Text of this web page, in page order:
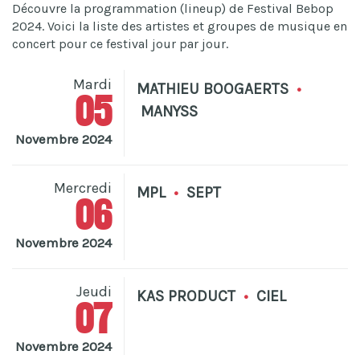
Découvre la programmation (lineup) de Festival Bebop
2024. Voici la liste des artistes et groupes de musique en
concert pour ce festival jour par jour.
Mardi
05
Novembre 2024
MATHIEU BOOGAERTS •
MANYSS
Mercredi
06
Novembre 2024
MPL • SEPT
Jeudi
07
Novembre 2024
KAS PRODUCT • CIEL